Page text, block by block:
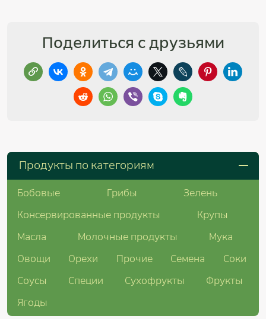
Поделиться с друзьями
Продукты по категориям
Бобовые Грибы
Зелень
Консервированные продукты
Крупы
Масла
Молочные продукты
Мука
Овощи
Орехи Прочие Семена
Соки
Соусы
Специи Сухофрукты
Фрукты
Ягоды